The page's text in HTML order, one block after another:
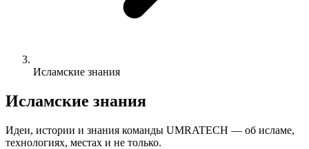
Исламские знания
Исламские знания
Идеи, истории и знания команды UMRATECH — об исламе,
технологиях, местах и не только.